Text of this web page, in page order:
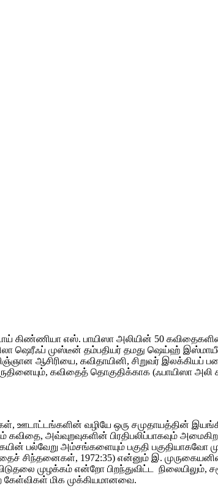
கிண்ணியா எஸ். பாயிஸா அலியின் 50
ஷெரீஃப் முஸ்டீன் தம்பதியர் தமது ஷெய்ஹ்
ஆசிரியை, கவிதாயினி, சிறுவர் இலக்கியப்
கவிதைத் தொகுதிக்காக (ஃபாயிஸா
வழியே ஒரு சமுதாயத்தின்
அவ்வுறவுகளின் பிரதிபலிப்பாகவும்
பல்வேறு அம்சங்களையும் பகுதி பகுதியாகவோ
சிந்தனைகள், 1972:35) என்னும் இ.
முழக்கம் என்றோ பிறந்துவிட்ட நிலையிலும்,
மிக முக்கியமானவை.